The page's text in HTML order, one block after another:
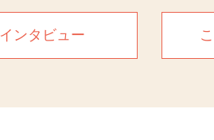
インタビュー